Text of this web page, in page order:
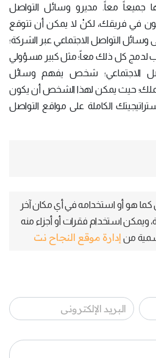
معاً. مديرو وسائل التواصل
في فريقك، لكنْ لا يمكن أن تتوقع
وسائل التواصل الاجتماعي عبر الشركة؛
لدمج كل ذلك معاً؛ مثل كبير مسؤولي
الاجتماعي؛ شخص يفهم وسائل
عملك؛ حيث يمكن لهذا الشخص أن يكون
الكاملة على مواقع التواصل
كما هو أو استخدامه في أي مكان آخر
ويمكن استخدام فقرات أو أجزاء منه
من إدارة موقع النجاح نت